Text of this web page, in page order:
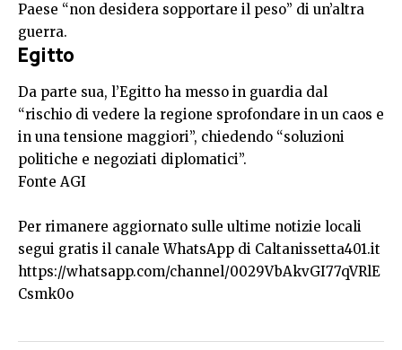
Paese “non desidera sopportare il peso” di un’altra
guerra.
Egitto
Da parte sua, l’Egitto ha messo in guardia dal
“rischio di vedere la regione sprofondare in un caos e
in una tensione maggiori”, chiedendo “soluzioni
politiche e negoziati diplomatici”.
Fonte AGI
Per rimanere aggiornato sulle ultime notizie locali
segui gratis il canale WhatsApp di Caltanissetta401.it
https://whatsapp.com/channel/0029VbAkvGI77qVRlE
Csmk0o